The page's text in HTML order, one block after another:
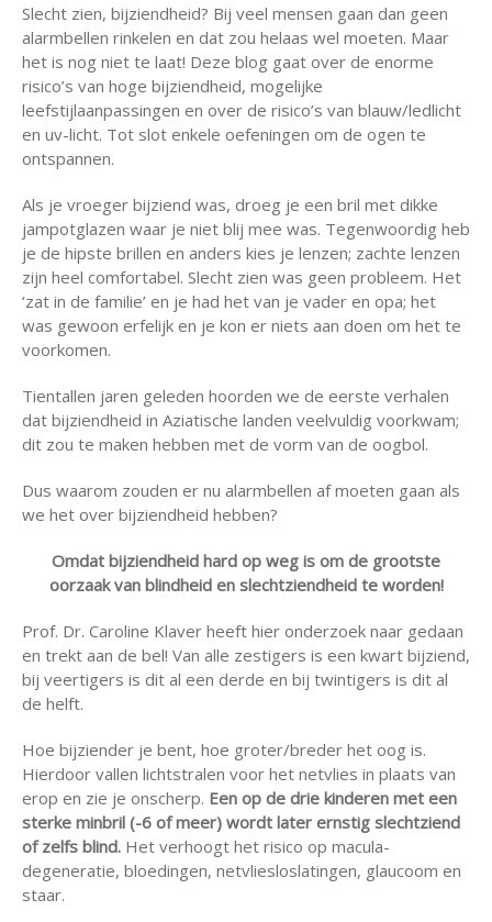
Slecht zien, bijziendheid? Bij veel mensen gaan dan geen
alarmbellen rinkelen en dat zou helaas wel moeten. Maar
het is nog niet te laat! Deze blog gaat over de enorme
risico’s van hoge bijziendheid, mogelijke
leefstijlaanpassingen en over de risico’s van blauw/ledlicht
en uv-licht. Tot slot enkele oefeningen om de ogen te
ontspannen.
Als je vroeger bijziend was, droeg je een bril met dikke
jampotglazen waar je niet blij mee was. Tegenwoordig heb
je de hipste brillen en anders kies je lenzen; zachte lenzen
zijn heel comfortabel. Slecht zien was geen probleem. Het
‘zat in de familie’ en je had het van je vader en opa; het
was gewoon erfelijk en je kon er niets aan doen om het te
voorkomen.
Tientallen jaren geleden hoorden we de eerste verhalen
dat bijziendheid in Aziatische landen veelvuldig voorkwam;
dit zou te maken hebben met de vorm van de oogbol.
Dus waarom zouden er nu alarmbellen af moeten gaan als
we het over bijziendheid hebben?
Omdat bijziendheid hard op weg is om de grootste
oorzaak van blindheid en slechtziendheid te worden!
Prof. Dr. Caroline Klaver heeft hier onderzoek naar gedaan
en trekt aan de bel! Van alle zestigers is een kwart bijziend,
bij veertigers is dit al een derde en bij twintigers is dit al
de helft.
Hoe bijziender je bent, hoe groter/breder het oog is.
Hierdoor vallen lichtstralen voor het netvlies in plaats van
erop en zie je onscherp. Een op de drie kinderen met een
sterke minbril (-6 of meer) wordt later ernstig slechtziend
of zelfs blind. Het verhoogt het risico op macula-
degeneratie, bloedingen, netvliesloslatingen, glaucoom en
staar.